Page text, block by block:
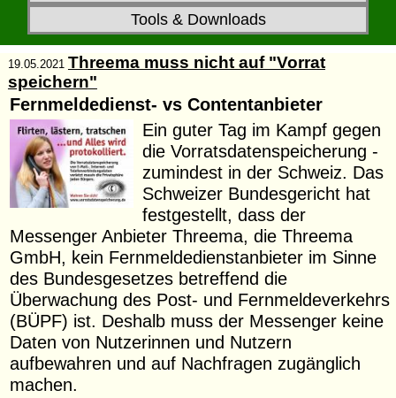
Tools & Downloads
19.05.2021 Threema muss nicht auf "Vorrat
speichern"
Fernmeldedienst- vs Contentanbieter
Ein guter Tag im Kampf gegen
die Vorratsdatenspeicherung -
zumindest in der Schweiz. Das
Schweizer Bundesgericht hat
festgestellt, dass der
Messenger Anbieter Threema, die Threema
GmbH, kein Fernmeldedienstanbieter im Sinne
des Bundesgesetzes betreffend die
Überwachung des Post- und Fernmeldeverkehrs
(BÜPF) ist. Deshalb muss der Messenger keine
Daten von Nutzerinnen und Nutzern
aufbewahren und auf Nachfragen zugänglich
machen.